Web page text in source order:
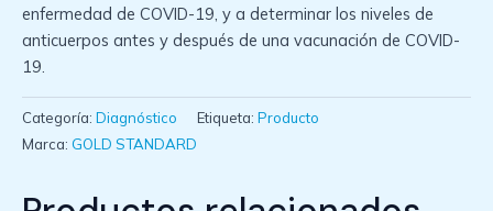
enfermedad de COVID-19, y a determinar los niveles de
anticuerpos antes y después de una vacunación de COVID-
19.
Categoría: Diagnóstico Etiqueta: Producto
Marca: GOLD STANDARD